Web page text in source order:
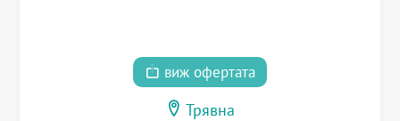
виж офертата
Трявна